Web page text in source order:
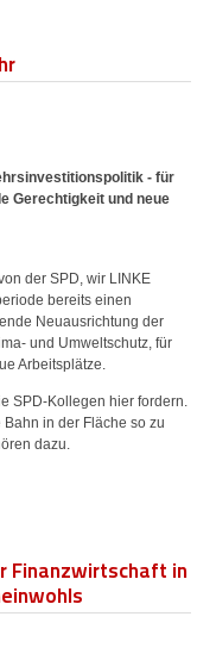
- für
Gerechtigkeit und neue
der SPD, wir LINKE
bereits einen
Neuausrichtung der
und Umweltschutz, für
Arbeitsplätze.
SPD-Kollegen hier fordern.
in der Fläche so zu
dazu.
Finanzwirtschaft in